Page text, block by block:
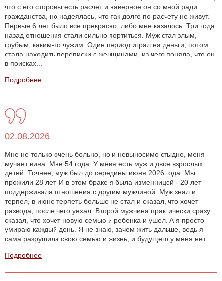
что с его стороны есть расчет и наверное он со мной ради
гражданства, но надеялась, что так долго по расчету не живут.
Первые 6 лет было все прекрасно, либо мне казалось. Три года
назад отношения стали сильно портиться. Муж стал злым,
грубым, каким-то чужим. Один период играл на деньги, потом
стала находить переписки с женщинами, из чего поняла, что он
в поисках...
Подробнее
02.08.2026
Мне не только очень больно, но и невыносимо стыдно, меня
мучает вина. Мне 54 года. У меня есть муж и двое взрослых
детей. Точнее, муж был до середины июня 2026 года. Мы
прожили 28 лет. И в этом браке я была изменницей - 20 лет
поддерживала отношения с другим мужчиной. Муж знал и
терпел, в июне терпеть больше не стал и сказал, что хочет
развода, после чего уехал. Второй мужчина практически сразу
сказал, что хочет новую семью и ребенка и ушел. А я просто
умираю каждый день. Я не знаю, зачем жить дальше, ведь я
сама разрушила свою семью и жизнь, и будущего у меня нет.
Подробнее